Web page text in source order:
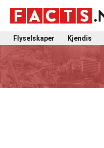
Flyselskaper Kjendis